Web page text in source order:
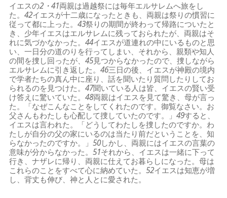
イエスの2・41両親は過越祭には毎年エルサレムへ旅をし
た。42イエスが十二歳になったときも、両親は祭りの慣習に
従って都に上った。43祭りの期間が終わって帰路についたと
き、少年イエスはエルサレムに残っておられたが、両親はそ
れに気づかなかった。44イエスが道連れの中にいるものと思
い、一日分の道のりを行ってしまい、それから、親類や知人
の間を捜し回ったが、45見つからなかったので、捜しながら
エルサレムに引き返した。46三日の後、イエスが神殿の境内
で学者たちの真ん中に座り、話を聞いたり質問したりしてお
られるのを見つけた。47聞いている人は皆、イエスの賢い受
け答えに驚いていた。48両親はイエスを見て驚き、母が言っ
た。「なぜこんなことをしてくれたのです。御覧なさい。お
父さんもわたしも心配して捜していたのです。」49すると、
イエスは言われた。「どうしてわたしを捜したのですか。わ
たしが自分の父の家にいるのは当たり前だということを、知
らなかったのですか。」50しかし、両親にはイエスの言葉の
意味が分からなかった。51それから、イエスは一緒に下って
行き、ナザレに帰り、両親に仕えてお暮らしになった。母は
これらのことをすべて心に納めていた。52イエスは知恵が増
し、背丈も伸び、神と人とに愛された。